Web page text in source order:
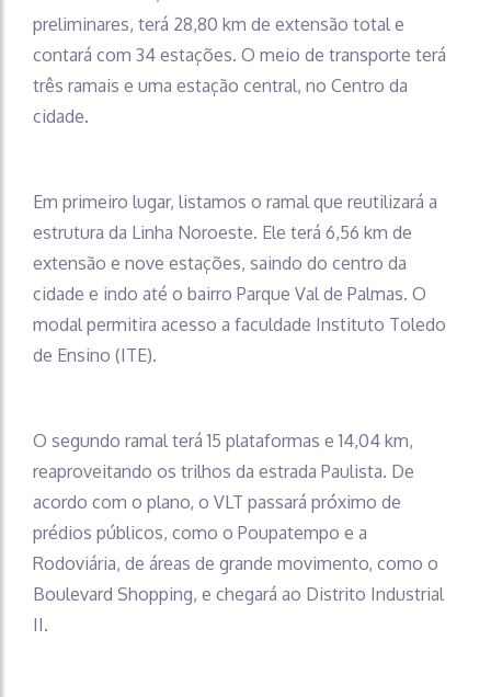
preliminares, terá 28,80 km de extensão total e
contará com 34 estações. O meio de transporte terá
três ramais e uma estação central, no Centro da
cidade.
Em primeiro lugar, listamos o ramal que reutilizará a
estrutura da Linha Noroeste. Ele terá 6,56 km de
extensão e nove estações, saindo do centro da
cidade e indo até o bairro Parque Val de Palmas. O
modal permitira acesso a faculdade Instituto Toledo
de Ensino (ITE).
O segundo ramal terá 15 plataformas e 14,04 km,
reaproveitando os trilhos da estrada Paulista. De
acordo com o plano, o VLT passará próximo de
prédios públicos, como o Poupatempo e a
Rodoviária, de áreas de grande movimento, como o
Boulevard Shopping, e chegará ao Distrito Industrial
II.